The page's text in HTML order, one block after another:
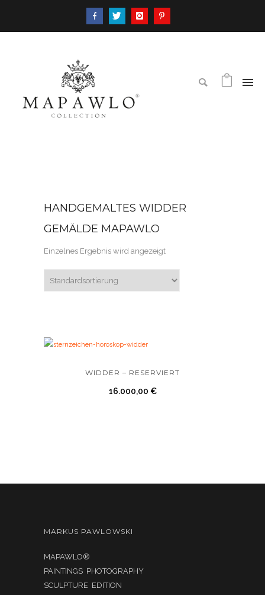
HANDGEMALTES WIDDER
GEMÄLDE MAPAWLO
Einzelnes Ergebnis wird angezeigt
WIDDER – RESERVIERT
16.000,00 €
MARKUS PAWLOWSKI
MAPAWLO®
PAINTINGS PHOTOGRAPHY
SCULPTURE EDITION